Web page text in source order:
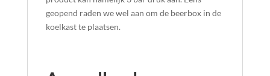
geopend raden we wel aan om de beerbox in de
koelkast te plaatsen.